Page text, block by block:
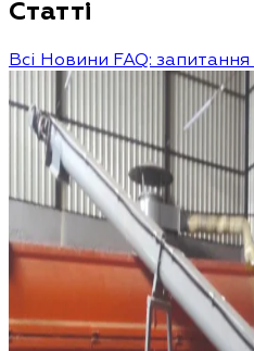
Статті
Всі Новини FAQ: запитання